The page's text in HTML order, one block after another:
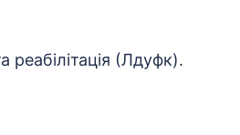
реабілітація (Лдуфк).